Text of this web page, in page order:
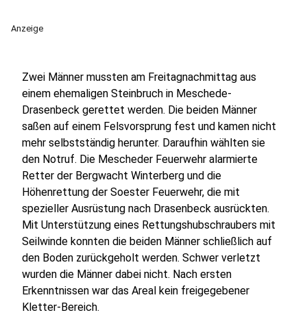
Anzeige
Zwei Männer mussten am Freitagnachmittag aus
einem ehemaligen Steinbruch in Meschede-
Drasenbeck gerettet werden. Die beiden Männer
saßen auf einem Felsvorsprung fest und kamen nicht
mehr selbstständig herunter. Daraufhin wählten sie
den Notruf. Die Mescheder Feuerwehr alarmierte
Retter der Bergwacht Winterberg und die
Höhenrettung der Soester Feuerwehr, die mit
spezieller Ausrüstung nach Drasenbeck ausrückten.
Mit Unterstützung eines Rettungshubschraubers mit
Seilwinde konnten die beiden Männer schließlich auf
den Boden zurückgeholt werden. Schwer verletzt
wurden die Männer dabei nicht. Nach ersten
Erkenntnissen war das Areal kein freigegebener
Kletter-Bereich.